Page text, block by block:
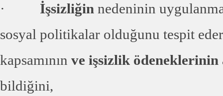
· İşsizliğin nedeninin
sosyal politikalar olduğunu tespit
kapsamının ve işsizlik ödeneklerinin
bildiğini,